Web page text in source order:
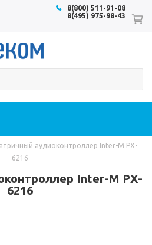
8(800) 511-91-08
8(495) 975-98-43
аудиоконтроллер Inter-M PX-
6216
Inter-M PX-
6216